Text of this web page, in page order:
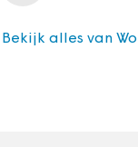
Bekijk alles van